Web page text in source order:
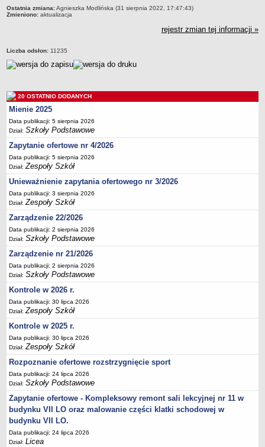
BURSA MIEJSKA
Majątek
Godziny dyżurów
Zarządzenia
Kontrole
Rejestry, ewidencje, archiwa
Sprawozdania
Deklaracja dostępności
PORADNIE PSYCHOLOGICZNO-PEDAGOGICZNE
Zespół Poradni
BIURO FINANSÓW OŚWIATY
Dane podstawowe
Statut
Majątek
Godziny dyżurów
Ogłoszenia
Zarządzenia
Rejestry, ewidencje, archiwa
Kontrole
PONOWNE WYKORZYSTYWANIE
Sprawozdania
Deklaracja dostępności
DEKLARACJA DOSTĘPNOŚCI
OŚWIADCZENIA MAJĄTKOWE
PONOWNE WYKORZYSTYWANIE
UDOSTĘPNIANIE INFORMACJI PUBLICZNEJ
Ostatnia zmiana:Agnieszka Modlińska (31 sierpnia 2022, 17:47:43)
Zmieniono: aktualizacja
rejestr zmian tej informacji »
Liczba odsłon: 11235
20 OSTATNIO DODANYCH
Mienie 2025
Data publikacji: 5 sierpnia 2026
Dział:Szkoły Podstawowe
Zapytanie ofertowe nr 4/2026
Data publikacji: 5 sierpnia 2026
Dział:Zespoły Szkół
Unieważnienie zapytania ofertowego nr 3/2026
Data publikacji: 3 sierpnia 2026
Dział:Zespoły Szkół
Zarządzenie 22/2026
Data publikacji: 2 sierpnia 2026
Dział:Szkoły Podstawowe
Zarządzenie nr 21/2026
Data publikacji: 2 sierpnia 2026
Dział:Szkoły Podstawowe
Kontrole w 2026 r.
Data publikacji: 30 lipca 2026
Dział:Zespoły Szkół
Kontrole w 2025 r.
Data publikacji: 30 lipca 2026
Dział:Zespoły Szkół
Rozpoznanie ofertowe rozstrzygnięcie sport
Data publikacji: 24 lipca 2026
Dział:Szkoły Podstawowe
Zapytanie ofertowe - Kompleksowy remont sali lekcyjnej nr 11 w
budynku VII LO oraz malowanie części klatki schodowej w
budynku VII LO.
Data publikacji: 24 lipca 2026
Dział:Licea